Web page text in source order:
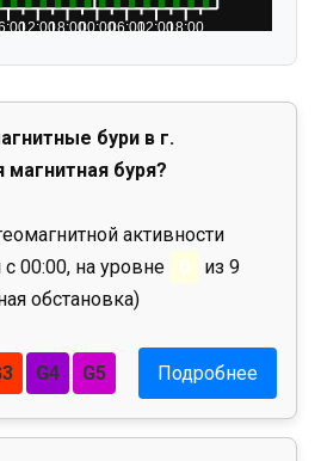
бури в г.
магнитная буря?
активности
00:00, на уровне
0
из 9
обстановка)
G4 G5 Подробнее